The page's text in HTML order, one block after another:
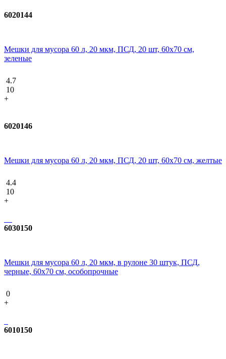
6020144
Мешки для мусора 60 л, 20 мкм, ПСД, 20 шт, 60х70 см,
зеленые
4.7
10
+
6020146
Мешки для мусора 60 л, 20 мкм, ПСД, 20 шт, 60х70 см, желтые
4.4
10
+
6030150
Мешки для мусора 60 л, 20 мкм, в рулоне 30 штук, ПСД,
черные, 60х70 см, особопрочные
0
+
6010150